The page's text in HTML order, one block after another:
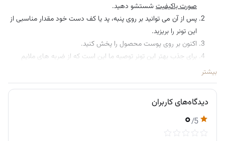
صورت باکیفیتشستشو دهید.
پس از آن می‌ توانید بر روی پنبه، پد یا کف دست خود مقدار مناسبی از
این تونر را بریزید.
اکنون بر روی پوست محصول را پخش کنید.
برای جذب بهتر این تونر توصیه ما این است که از ضربه‌ های ملایم
بیشتر
دیدگاه‌های کاربران
۰/5